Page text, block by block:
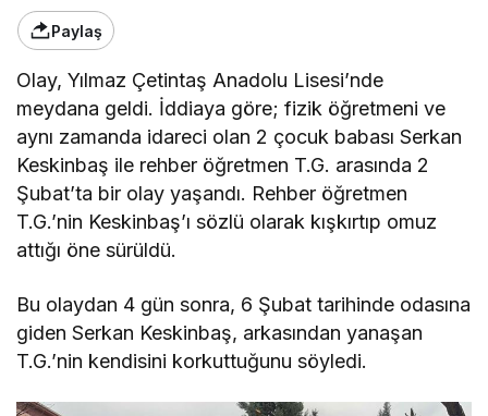
Paylaş
Olay, Yılmaz Çetintaş Anadolu Lisesi’nde
meydana geldi. İddiaya göre; fizik öğretmeni ve
aynı zamanda idareci olan 2 çocuk babası Serkan
Keskinbaş ile rehber öğretmen T.G. arasında 2
Şubat’ta bir olay yaşandı. Rehber öğretmen
T.G.’nin Keskinbaş’ı sözlü olarak kışkırtıp omuz
attığı öne sürüldü.
Bu olaydan 4 gün sonra, 6 Şubat tarihinde odasına
giden Serkan Keskinbaş, arkasından yanaşan
T.G.’nin kendisini korkuttuğunu söyledi.